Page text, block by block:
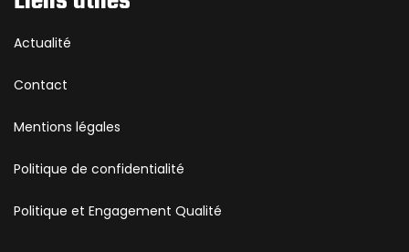
Actualité
Contact
Mentions légales
Politique de confidentialité
Politique et Engagement Qualité